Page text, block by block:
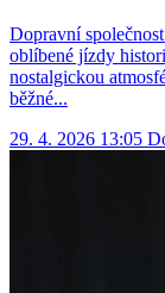
Dopravní
oblíbené jízdy
nostalgickou
běžné...
29. 4. 2026 13:05